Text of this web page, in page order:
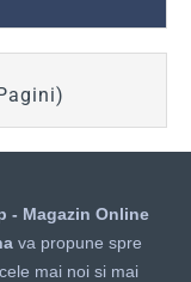
- Magazin Online
va propune spre
mai noi si mai